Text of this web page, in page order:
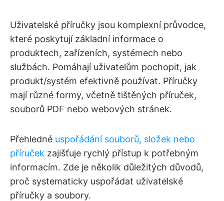
Uživatelské příručky jsou komplexní průvodce,
které poskytují základní informace o
produktech, zařízeních, systémech nebo
službách. Pomáhají uživatelům pochopit, jak
produkt/systém efektivně používat. Příručky
mají různé formy, včetně tištěných příruček,
souborů PDF nebo webových stránek.
Přehledné uspořádání souborů, složek nebo
příruček zajišťuje rychlý přístup k potřebným
informacím. Zde je několik důležitých důvodů,
proč systematicky uspořádat uživatelské
příručky a soubory.